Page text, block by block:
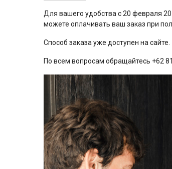
Для вашего удобства с 20 февраля
можете оплачивать ваш заказ при
Способ заказа уже доступен на сайте.
По всем вопросам обращайтесь +62